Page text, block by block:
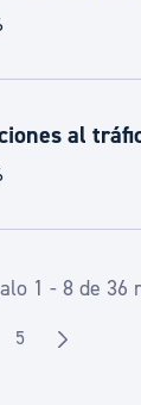
al
1 - 8 de 36
Página
5